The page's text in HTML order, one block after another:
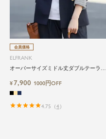
会員価格
ELFRANK
オーバーサイズミドル丈ダブルテーラー
¥7,900 1000円OFF
4.75 （4 ）